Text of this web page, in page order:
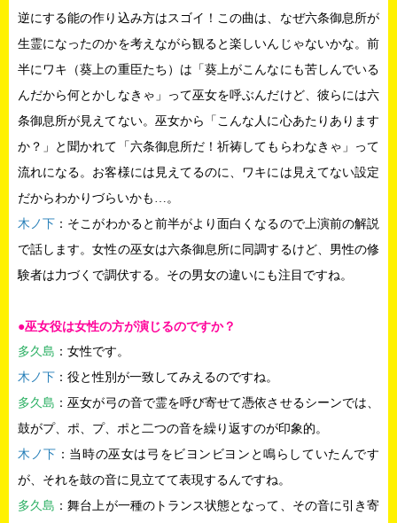
逆にする能の作り込み方はスゴイ！この曲は、なぜ六条御息所が
生霊になったのかを考えながら観ると楽しいんじゃないかな。前
半にワキ（葵上の重臣たち）は「葵上がこんなにも苦しんでいる
んだから何とかしなきゃ」って巫女を呼ぶんだけど、彼らには六
条御息所が見えてない。巫女から「こんな人に心あたりあります
か？」と聞かれて「六条御息所だ！祈祷してもらわなきゃ」って
流れになる。お客様には見えてるのに、ワキには見えてない設定
だからわかりづらいかも…。
木ノ下 ：そこがわかると前半がより面白くなるので上演前の解説
で話します。女性の巫女は六条御息所に同調するけど、男性の修
験者は力づくで調伏する。その男女の違いにも注目ですね。
●巫女役は女性の方が演じるのですか？
多久島 ：女性です。
木ノ下 ：役と性別が一致してみえるのですね。
多久島 ：巫女が弓の音で霊を呼び寄せて憑依させるシーンでは、
鼓がプ、ポ、プ、ポと二つの音を繰り返すのが印象的。
木ノ下 ：当時の巫女は弓をビヨンビヨンと鳴らしていたんです
が、それを鼓の音に見立てて表現するんですね。
多久島 ：舞台上が一種のトランス状態となって、その音に引き寄